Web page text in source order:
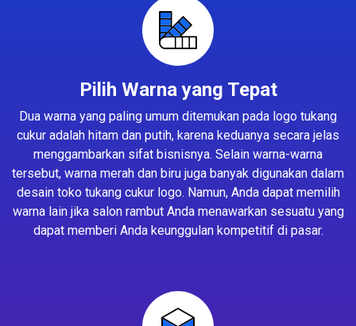
Pilih Warna yang Tepat
Dua warna yang paling umum ditemukan pada logo tukang
cukur adalah hitam dan putih, karena keduanya secara jelas
menggambarkan sifat bisnisnya. Selain warna-warna
tersebut, warna merah dan biru juga banyak digunakan dalam
desain toko tukang cukur logo. Namun, Anda dapat memilih
warna lain jika salon rambut Anda menawarkan sesuatu yang
dapat memberi Anda keunggulan kompetitif di pasar.